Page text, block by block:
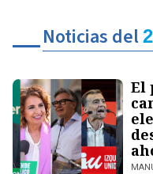
Noticias del
El